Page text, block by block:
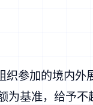
织参加的境内
基准，给予